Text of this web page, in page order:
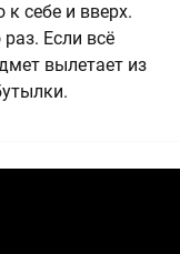
себе и вверх.
Если всё
вылетает из